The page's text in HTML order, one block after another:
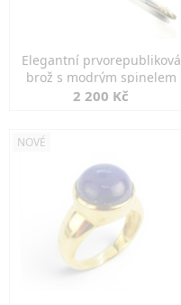
Elegantní prvorepubliková
brož s modrým spinelem
2 200 Kč
NOVÉ